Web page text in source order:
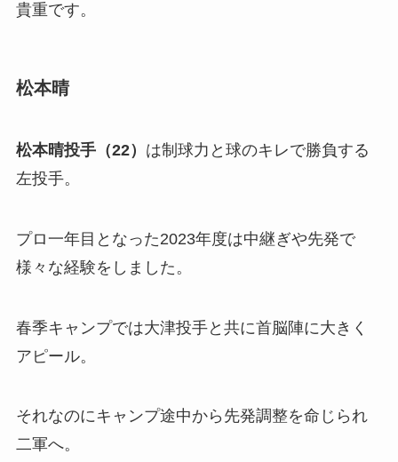
貴重です。
松本晴
松本晴投手（22） は制球力と球のキレで勝負する
左投手。
プロ一年目となった2023年度は中継ぎや先発で
様々な経験をしました。
春季キャンプでは大津投手と共に首脳陣に大きく
アピール。
それなのにキャンプ途中から先発調整を命じられ
二軍へ。